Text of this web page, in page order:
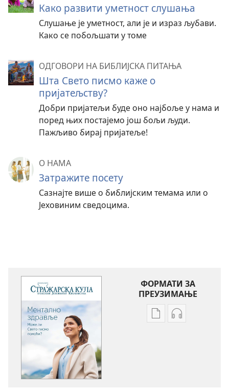
Како развити уметност слушања
Слушање је уметност, али је и израз љубави.
Како се побољшати у томе
ОДГОВОРИ НА БИБЛИЈСКА ПИТАЊА
Шта Свето писмо каже о
пријатељству?
Добри пријатељи буде оно најбоље у нама и
поред њих постајемо још бољи људи.
Пажљиво бирај пријатеље!
О НАМА
Затражите посету
Сазнајте више о библијским темама или о
Јеховиним сведоцима.
ФОРМАТИ ЗА
ПРЕУЗИМАЊЕ
ФорматиФормати